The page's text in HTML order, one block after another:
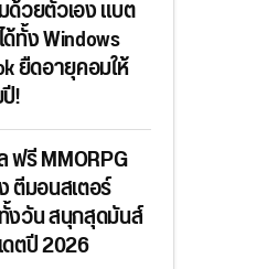
วยตัวเอง แบต
ทั้ง Windows
ยืดอายุคอมให้
!
ฟรี MMORPG
ตีมอนสเตอร์
งวัน สนุกสุดมันส์
ตปี 2026